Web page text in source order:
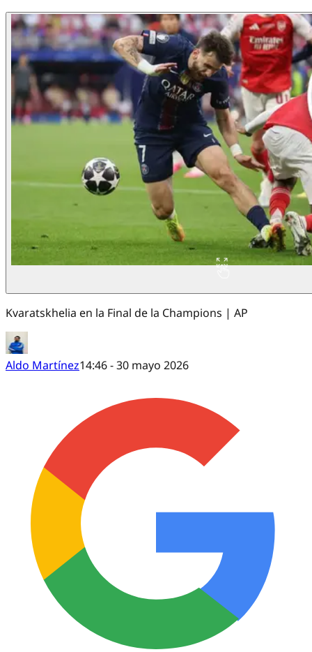
Kvaratskhelia en la Final de la Champions | AP
Aldo Martínez14:46 - 30 mayo 2026